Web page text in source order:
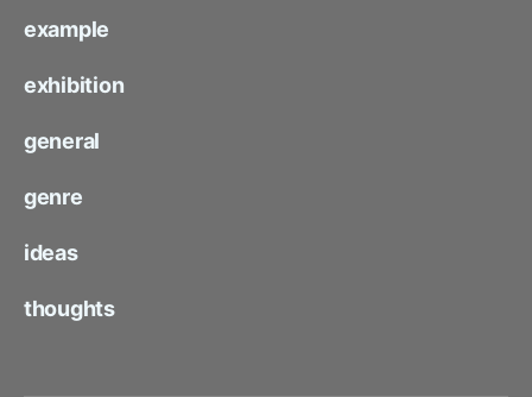
example
exhibition
general
genre
ideas
thoughts